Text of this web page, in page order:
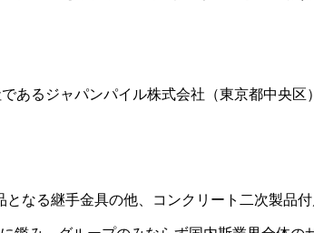
あるジャパンパイル株式会社（東京都中央
なる継手金具の他、コンクリート二次製品